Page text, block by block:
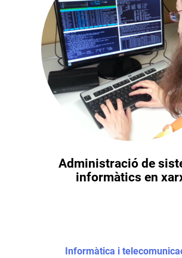
Administració de
informàtics en
Informàtica i